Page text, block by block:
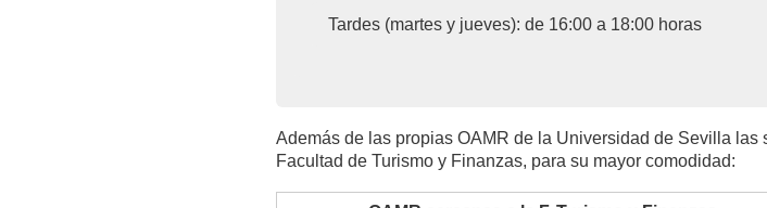
Tardes (martes y jueves): de 16:00 a 18:00 horas
Además de las propias OAMR de la Universidad de Sevilla
Facultad de Turismo y Finanzas, para su mayor comodidad: